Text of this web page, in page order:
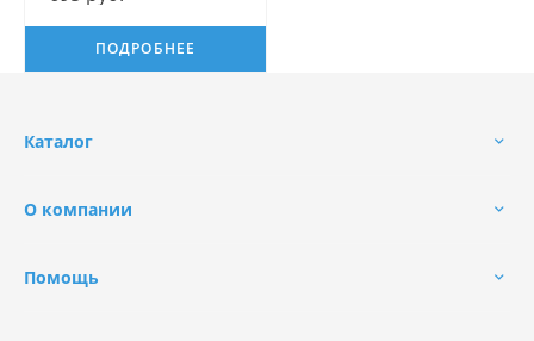
ПОДРОБНЕЕ
Каталог
О компании
Помощь